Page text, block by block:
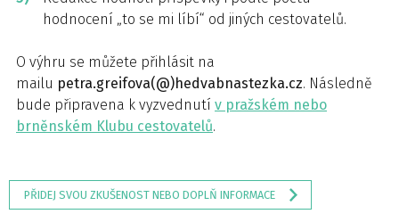
hodnocení „to se mi líbí“ od jiných cestovatelů.
O výhru se můžete přihlásit na
mailu petra.greifova(@)hedvabnastezka.cz. Následně
bude připravena k vyzvednutí v pražském nebo
brněnském Klubu cestovatelů.
PŘIDEJ SVOU ZKUŠENOST NEBO DOPLŇ INFORMACE